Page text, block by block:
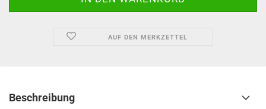
AUF DEN MERKZETTEL
Beschreibung